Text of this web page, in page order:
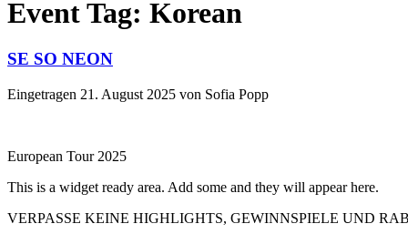
Event Tag: Korean
SE SO NEON
Eingetragen 21. August 2025 von Sofia Popp
European Tour 2025
This is a widget ready area. Add some and they will appear here.
VERPASSE KEINE HIGHLIGHTS, GEWINNSPIELE UND